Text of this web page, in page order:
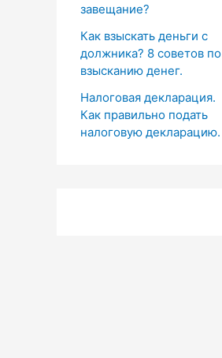
завещание?
Как взыскать деньги с
должника? 8 советов по
взысканию денег.
Налоговая декларация.
Как правильно подать
налоговую декларацию.